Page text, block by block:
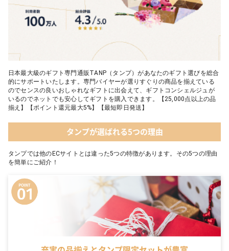
日本最大級のギフト専門通販TANP（タンプ）があなたのギフト選びを総合
的にサポートいたします。専門バイヤーが選りすぐりの商品を揃えている
のでセンスの良いおしゃれなギフトに出会えて、ギフトコンシェルジュが
いるのでネットでも安心してギフトを購入できます。【25,000点以上の品
揃え】【ポイント還元最大5%】【最短即日発送】
タンプが選ばれる5つの理由
タンプでは他のECサイトとは違った5つの特徴があります。その5つの理由
を簡単にご紹介！